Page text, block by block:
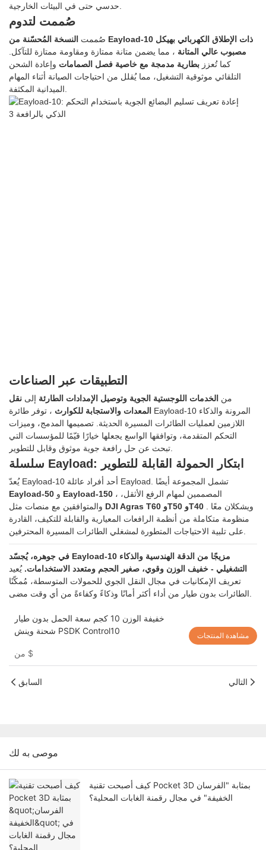
حدسي حتى في البيئات الخارجية.
صُممت لتدوم
صُممت النسخة المُحسّنة من Eayload-10 ذات الإطلاق الكهربائي بهيكل
مصبوب عالي المتانة ، مما يضمن متانة ممتازة ومقاومة ممتازة للتآكل.
كما تُعزز بطارية مدمجة مع خاصية فصل الصمامات وإعادة الشحن
التلقائي موثوقية التشغيل، مما يُقلل من احتياجات الصيانة أثناء المهام
الميدانية المكثفة.
التطبيقات عبر الصناعات
من الخدمات اللوجستية الجوية وتوصيل الإمدادات الطارئة إلى نقل
المعدات والاستجابة للكوارث ، توفر طائرة Eayload-10 المرونة والذكاء
اللازمين لعمليات الطائرات المسيرة الحديثة. تصميمها المدمج، وميزات
التحكم المتقدمة، وتوافقها الواسع يجعلها خيارًا قيّمًا للمؤسسات التي
تبحث عن حل رافعة جوية موثوق وقابل للتطوير.
سلسلة Eayload: ابتكار الحمولة القابلة للتطوير
يُعدّ Eayload-10 أحد أفراد عائلة Eayload. تشمل المجموعة أيضًا
Eayload-50
Eayload-150 ، المصممين لمهام الرفع الأثقل،
DJI Agras T60 وT50 وT40 . ويشكلان معًا
منظومة متكاملة من أنظمة الرافعات المعيارية والقابلة للتكيف، القادرة
على تلبية الاحتياجات المتطورة لمشغلي الطائرات المسيرة المحترفين.
في جوهره، يُجسّد Eayload-10 مزيجًا من الدقة الهندسية والذكاء
التشغيلي - خفيف الوزن وقوي، صغير الحجم ومتعدد الاستخدامات. يُعيد
تعريف الإمكانيات في مجال النقل الجوي للحمولات المتوسطة، مُمكّنًا
الطائرات بدون طيار من أداء أكثر أمانًا وذكاءً وكفاءةً من أي وقت مضى.
خفيفة الوزن 10 كجم سعة الحمل بدون طيار
شحنة وينش PSDK Control10
$
مشاهدة المنتجات
السابق التالي
موصى به لك
كيف أصبحت تقنية Pocket 3D بمثابة "الفرسان
الخفيفة" في مجال رقمنة الغابات المحلية؟